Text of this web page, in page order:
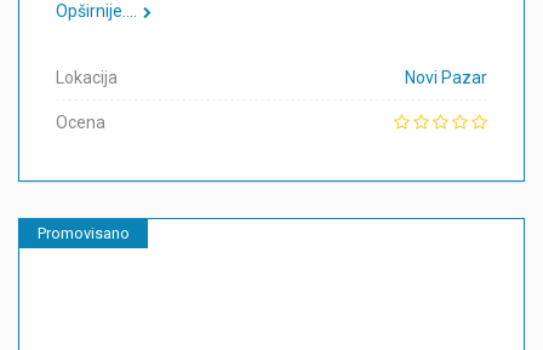
Opširnije....
Lokacija Novi Pazar
Ocena
Promovisano